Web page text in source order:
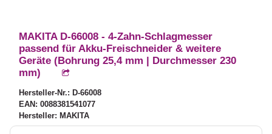
MAKITA D-66008 - 4-Zahn-Schlagmesser
passend für Akku-Freischneider & weitere
Geräte (Bohrung 25,4 mm | Durchmesser 230
mm)
Hersteller-Nr.: D-66008
EAN: 0088381541077
Hersteller: MAKITA